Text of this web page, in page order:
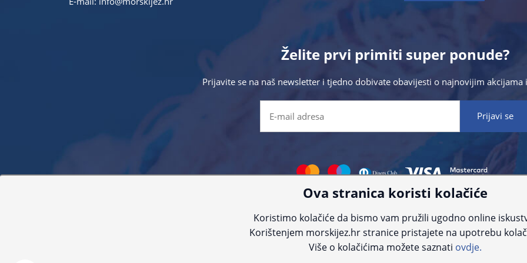
Želite prvi primiti super ponude?
Prijavite se na naš newsletter i tjedno dobivate obavijesti o najnovijim akcijama
proizvoda. Za najažurnije informacije kontaktirajte nas putem telefona:+385 23 231 761ili e-
© Morski jež 2022
Ova stranica koristi kolačiće
Koristimo kolačiće da bismo vam pružili ugodno online
Korištenjem morskijez.hr stranice pristajete na upotrebu
Više o kolačićima možete saznati ovdje.